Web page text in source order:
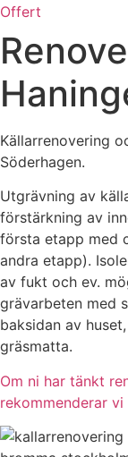
Offert
Källarrenovering
Söderhagen.
Utgrävning av
förstärkning av
första etapp med
andra etapp).
av fukt och ev.
grävarbeten med
baksidan av
gräsmatta.
Om ni har tänkt
rekommenderar